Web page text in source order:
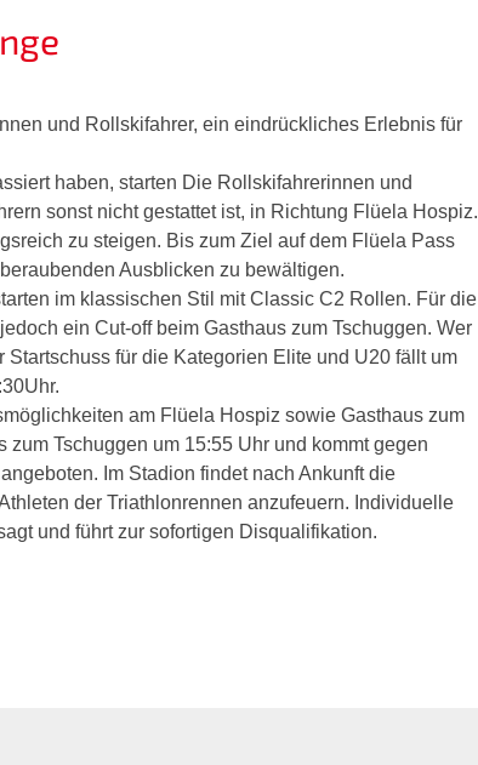
und Rollskifahrer, ein eindrückliches Erlebnis für
haben, starten Die Rollskifahrerinnen und
sonst nicht gestattet ist, in Richtung Flüela Hospiz.
zu steigen. Bis zum Ziel auf dem Flüela Pass
Ausblicken zu bewältigen.
im klassischen Stil mit Classic C2 Rollen. Für die
ein Cut-off beim Gasthaus zum Tschuggen. Wer
für die Kategorien Elite und U20 fällt um
am Flüela Hospiz sowie Gasthaus zum
Tschuggen um 15:55 Uhr und kommt gegen
Im Stadion findet nach Ankunft die
der Triathlonrennen anzufeuern. Individuelle
und führt zur sofortigen Disqualifikation.